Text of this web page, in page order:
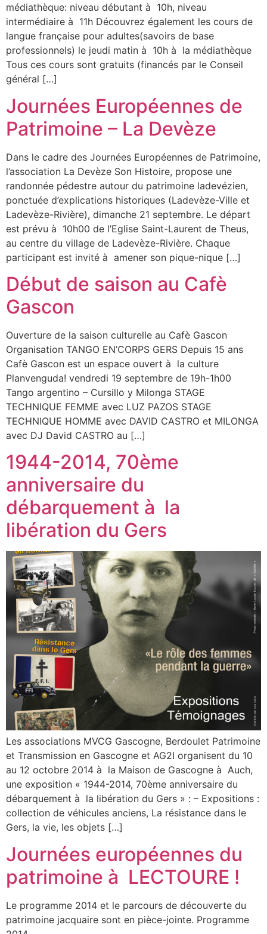
médiathèque: niveau débutant à 10h, niveau
intermédiaire à 11h Découvrez également les cours de
langue française pour adultes(savoirs de base
professionnels) le jeudi matin à 10h à la médiathèque
Tous ces cours sont gratuits (financés par le Conseil
général […]
Journées Européennes de
Patrimoine – La Devèze
Dans le cadre des Journées Européennes de Patrimoine,
l’association La Devèze Son Histoire, propose une
randonnée pédestre autour du patrimoine ladevézien,
ponctuée d’explications historiques (Ladevèze-Ville et
Ladevèze-Rivière), dimanche 21 septembre. Le départ
est prévu à 10h00 de l’Eglise Saint-Laurent de Theus,
au centre du village de Ladevèze-Rivière. Chaque
participant est invité à amener son pique-nique […]
Début de saison au Cafè
Gascon
Ouverture de la saison culturelle au Cafè Gascon
Organisation TANGO EN’CORPS GERS Depuis 15 ans
Cafè Gascon est un espace ouvert à la culture
Planvenguda! vendredi 19 septembre de 19h-1h00
Tango argentino – Cursillo y Milonga STAGE
TECHNIQUE FEMME avec LUZ PAZOS STAGE
TECHNIQUE HOMME avec DAVID CASTRO et MILONGA
avec DJ David CASTRO au […]
1944-2014, 70ème
anniversaire du
débarquement à la
libération du Gers
Les associations MVCG Gascogne, Berdoulet Patrimoine
et Transmission en Gascogne et AG2I organisent du 10
au 12 octobre 2014 à la Maison de Gascogne à Auch,
une exposition « 1944-2014, 70ème anniversaire du
débarquement à la libération du Gers » : – Expositions :
collection de véhicules anciens, La résistance dans le
Gers, la vie, les objets […]
Journées européennes du
patrimoine à LECTOURE !
Le programme 2014 et le parcours de découverte du
patrimoine jacquaire sont en pièce-jointe. Programme